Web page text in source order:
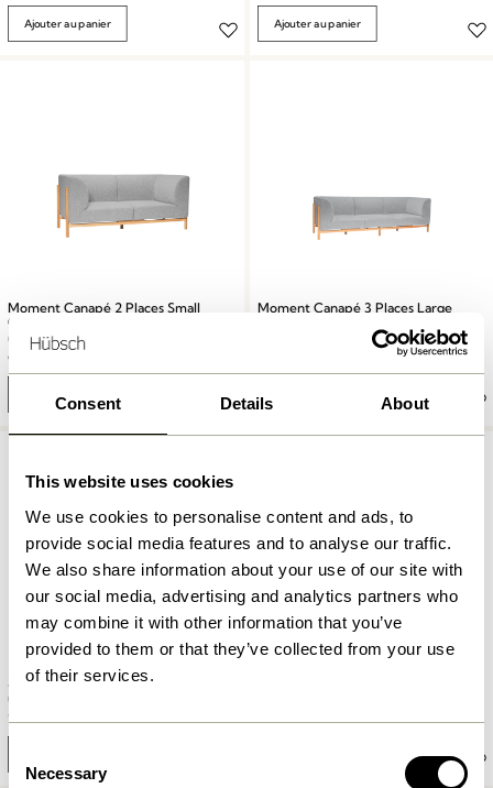
Consent Details About
This website uses cookies
We use cookies to personalise content and ads, to
provide social media features and to analyse our traffic.
We also share information about your use of our site with
our social media, advertising and analytics partners who
may combine it with other information that you’ve
provided to them or that they’ve collected from your use
of their services.
Selection
Necessary
Ajouter au panier Ajouter au panier
Moment Canapé 2 Places Small
Gris
9.599,00
Moment Canapé 3 Places Large
Stage Pendule Gris
1.149,00kr.